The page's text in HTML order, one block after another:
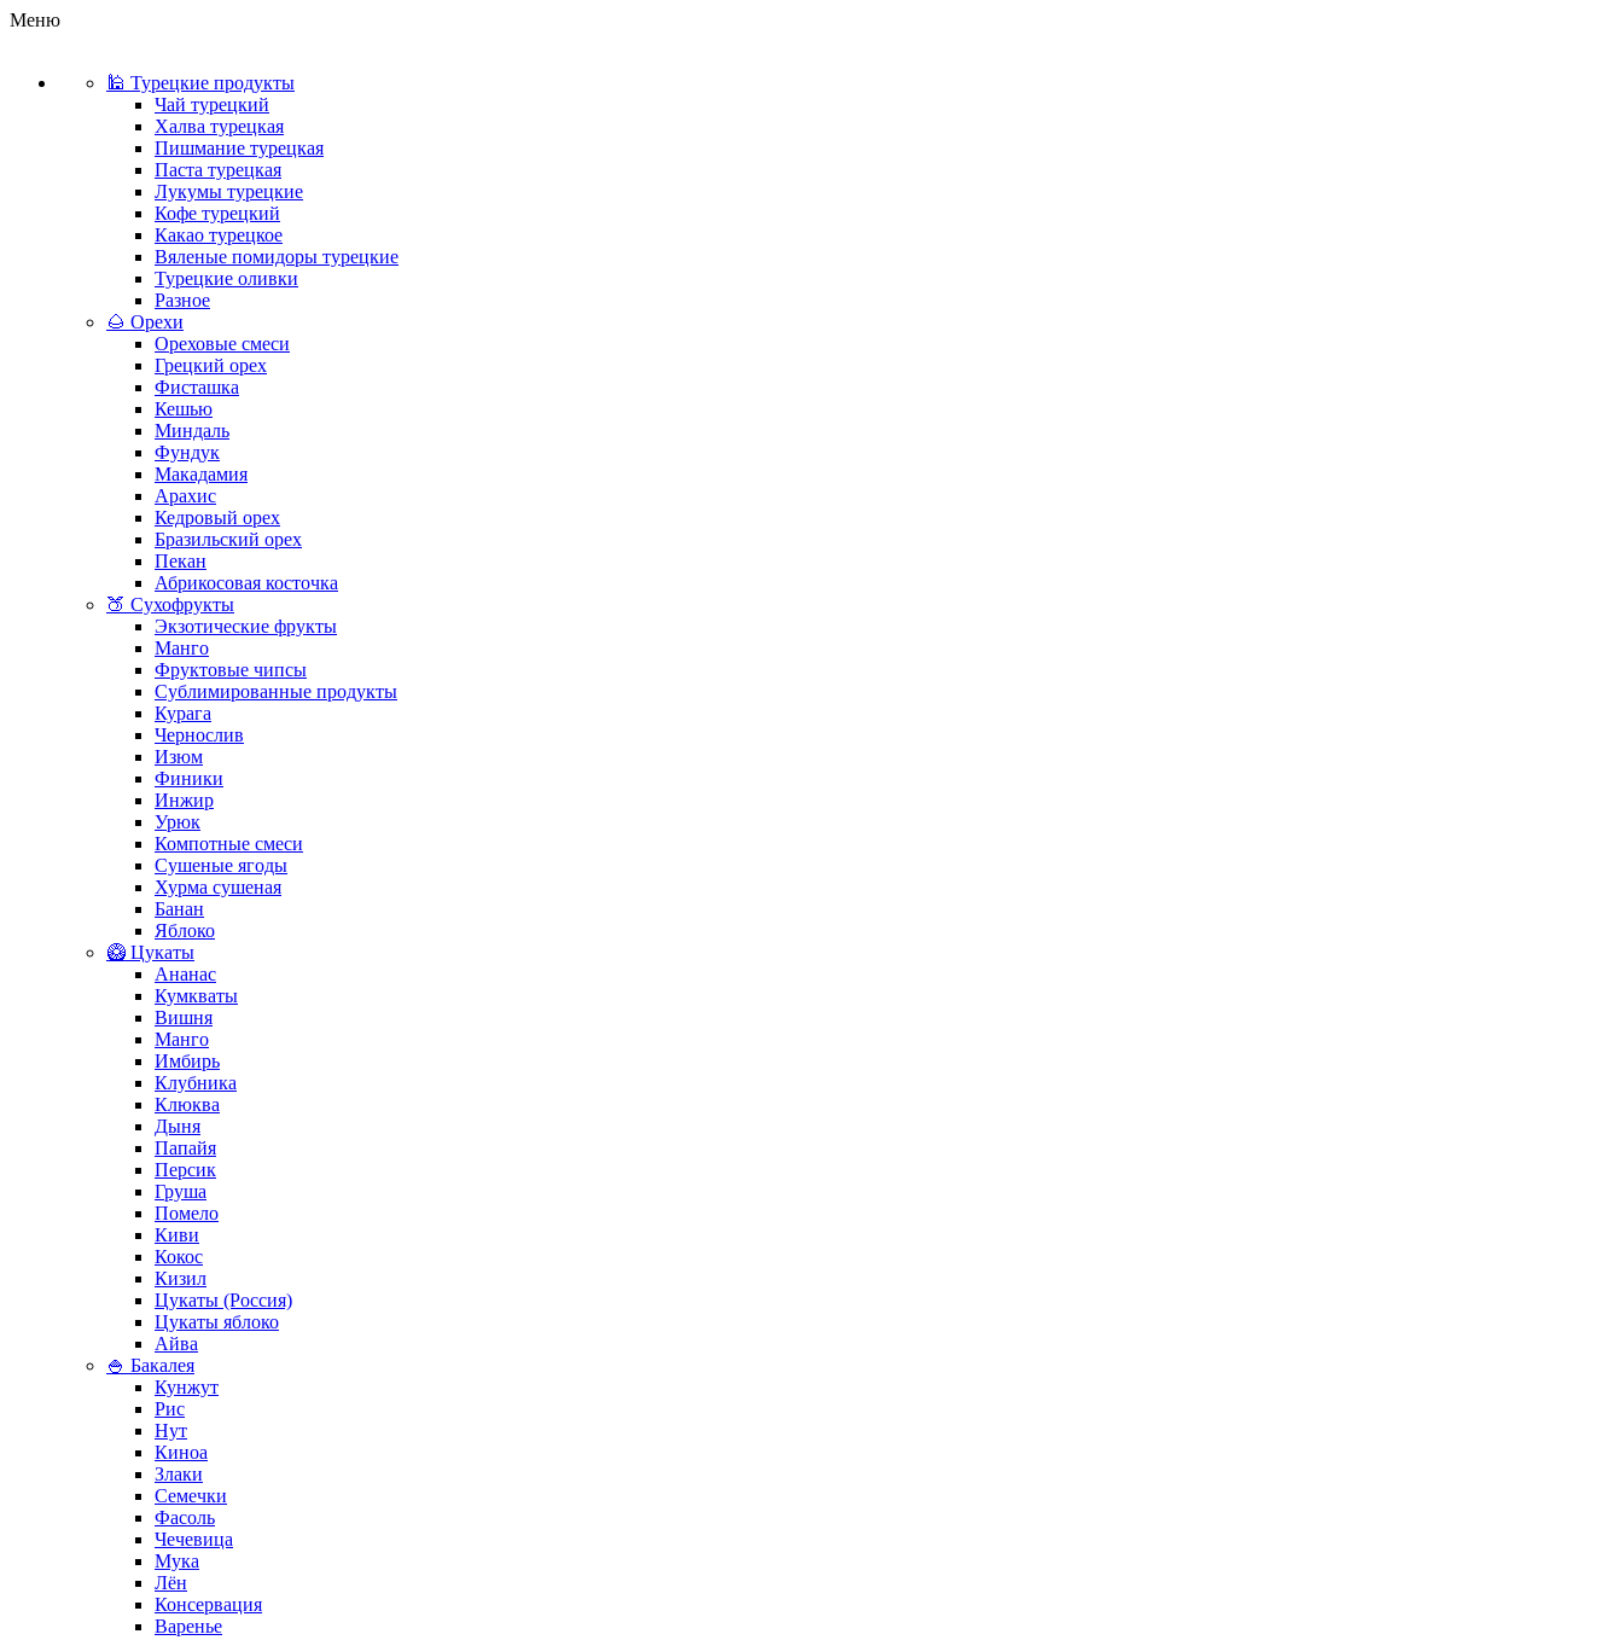
Меню
🕌 Турецкие продукты
Чай турецкий
Халва турецкая
Пишмание турецкая
Паста турецкая
Лукумы турецкие
Кофе турецкий
Какао турецкое
Вяленые помидоры турецкие
Турецкие оливки
Разное
🌰 Орехи
Ореховые смеси
Грецкий орех
Фисташка
Кешью
Миндаль
Фундук
Макадамия
Арахис
Кедровый орех
Бразильский орех
Пекан
Абрикосовая косточка
🍑 Сухофрукты
Экзотические фрукты
Манго
Фруктовые чипсы
Сублимированные продукты
Курага
Чернослив
Изюм
Финики
Инжир
Урюк
Компотные смеси
Сушеные ягоды
Хурма сушеная
Банан
Яблоко
🥝 Цукаты
Ананас
Кумкваты
Вишня
Манго
Имбирь
Клубника
Клюква
Дыня
Папайя
Персик
Груша
Помело
Киви
Кокос
Кизил
Цукаты (Россия)
Цукаты яблоко
Айва
🍚 Бакалея
Кунжут
Рис
Нут
Киноа
Злаки
Семечки
Фасоль
Чечевица
Мука
Лён
Консервация
Варенье